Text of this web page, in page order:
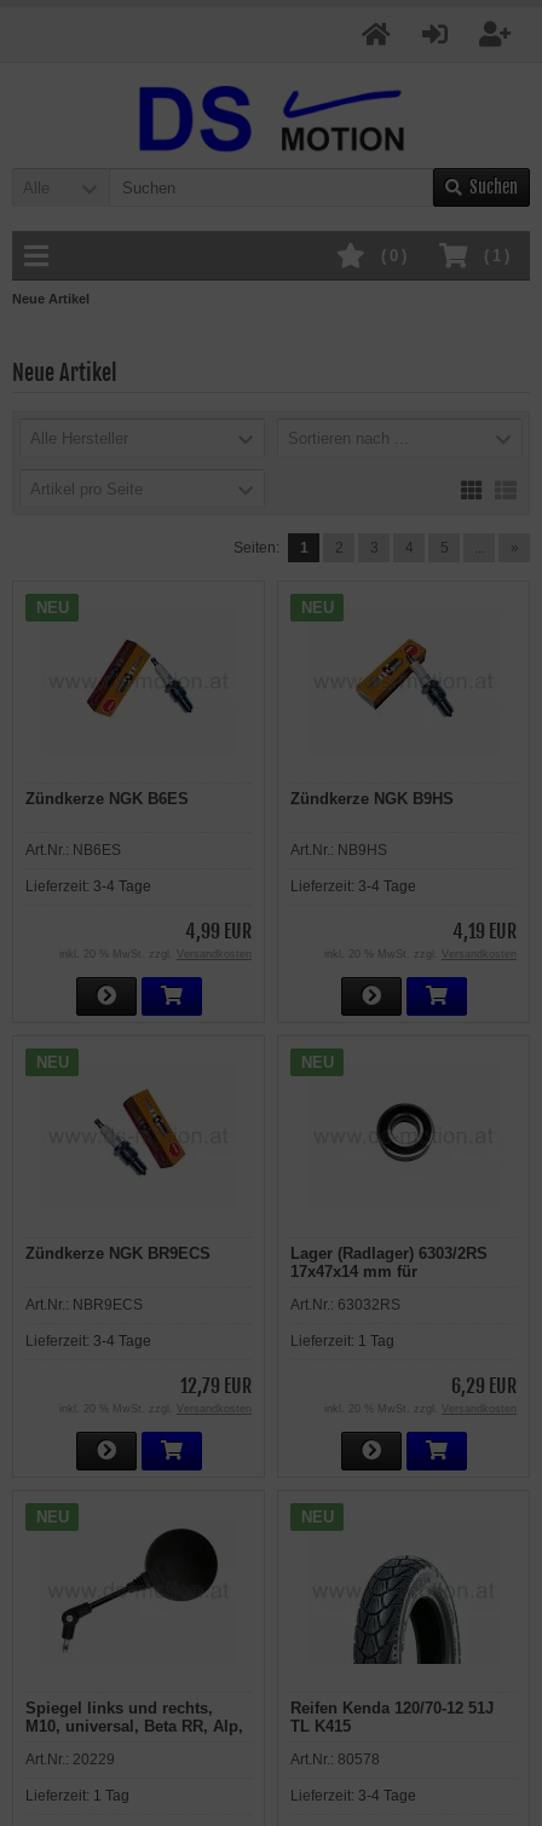
Alle Suchen
( 1 )
( 0 )
Neue Artikel
Neue Artikel
Alle Hersteller Sortieren nach ...
Artikel pro Seite
Seiten: 1 2 3 4 5 ... »
NEU
Zündkerze NGK B6ES
Art.Nr.: NB6ES
Lieferzeit: 3-4 Tage
4,99 EUR
inkl. 20 % MwSt. zzgl. Versandkosten
NEU
Zündkerze NGK B9HS
Art.Nr.: NB9HS
Lieferzeit: 3-4 Tage
4,19 EUR
inkl. 20 % MwSt. zzgl. Versandkosten
NEU
Zündkerze NGK BR9ECS
Art.Nr.: NBR9ECS
Lieferzeit: 3-4 Tage
12,79 EUR
inkl. 20 % MwSt. zzgl. Versandkosten
NEU
Lager (Radlager) 6303/2RS
17x47x14 mm für
Art.Nr.: 63032RS
Lieferzeit: 1 Tag
6,29 EUR
inkl. 20 % MwSt. zzgl. Versandkosten
NEU
Spiegel links und rechts,
M10, universal, Beta RR, Alp,
Art.Nr.: 20229
Lieferzeit: 1 Tag
NEU
Reifen Kenda 120/70-12 51J
TL K415
Art.Nr.: 80578
Lieferzeit: 3-4 Tage